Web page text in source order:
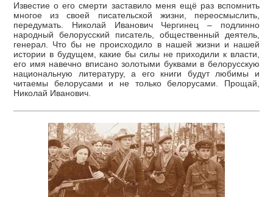
Известие о его смерти заставило меня ещё раз вспомнить
многое из своей писательской жизни, переосмыслить,
передумать. Николай Иванович Чергинец – подлинно
народный белорусский писатель, общественный деятель,
генерал. Что бы не происходило в нашей жизни и нашей
истории в будущем, какие бы силы не приходили к власти,
его имя навечно вписано золотыми буквами в белорусскую
национальную литературу, а его книги будут любимы и
читаемы белорусами и не только белорусами. Прощай,
Николай Иванович.